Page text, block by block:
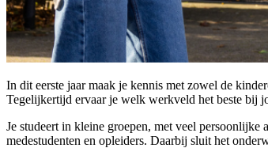
In dit eerste jaar maak je kennis met zowel de
Tegelijkertijd ervaar je welk werkveld het beste bij
Je studeert in kleine groepen, met veel
medestudenten en opleiders. Daarbij sluit het